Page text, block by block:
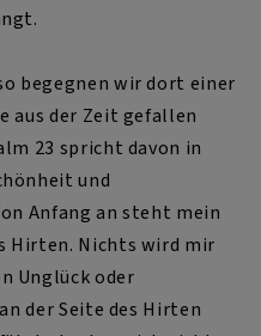
begegnen wir dort einer
aus der Zeit gefallen
23 spricht davon in
und
Anfang an steht mein
Hirten. Nichts wird mir
Unglück oder
der Seite des Hirten